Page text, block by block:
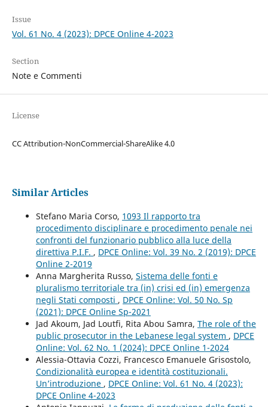
Issue
Vol. 61 No. 4 (2023): DPCE Online 4-2023
Section
Note e Commenti
License
CC Attribution-NonCommercial-ShareAlike 4.0
Similar Articles
Stefano Maria Corso, 1093 Il rapporto tra
procedimento disciplinare e procedimento penale nei
confronti del funzionario pubblico alla luce della
direttiva P.I.F. , DPCE Online: Vol. 39 No. 2 (2019): DPCE
Online 2-2019
Anna Margherita Russo, Sistema delle fonti e
pluralismo territoriale tra (in) crisi ed (in) emergenza
negli Stati composti , DPCE Online: Vol. 50 No. Sp
(2021): DPCE Online Sp-2021
Jad Akoum, Jad Loutfi, Rita Abou Samra, The role of the
public prosecutor in the Lebanese legal system , DPCE
Online: Vol. 62 No. 1 (2024): DPCE Online 1-2024
Alessia-Ottavia Cozzi, Francesco Emanuele Grisostolo,
Condizionalità europea e identità costituzionali.
Un’introduzione , DPCE Online: Vol. 61 No. 4 (2023):
DPCE Online 4-2023